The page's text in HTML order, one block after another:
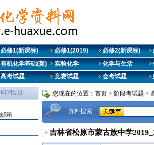
必修1(新课标) 必修1(2019) 必修2(新课标)
有机化学基础(新) 实验化学 化学与生活
高考试题 竞赛试题 会考试题
您现在的位置： 首页 > 阶段考试题 >
资料搜索
> 吉林省松原市蒙古族中学